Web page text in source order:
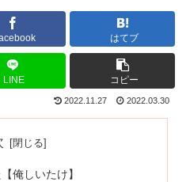
はてブ
LINE コピー
2022.11.27 2022.03.30
俺しいたけ】